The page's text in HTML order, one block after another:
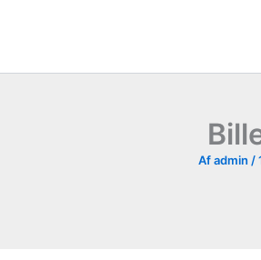
Afadmin /